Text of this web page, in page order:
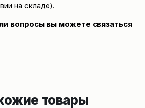
на складе).
вопросы вы можете связаться
товары